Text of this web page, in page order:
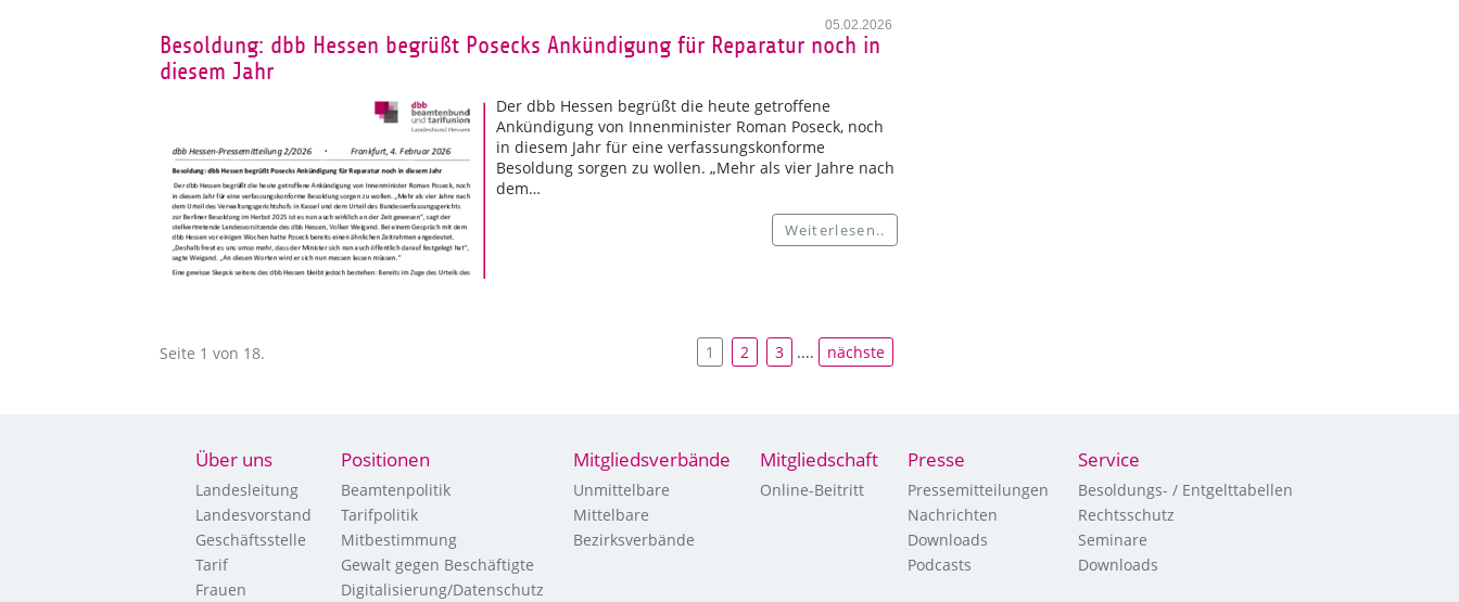
05.02.2026
Besoldung: dbb Hessen begrüßt Posecks Ankündigung für Reparatur noch in
diesem Jahr
Der dbb Hessen begrüßt die heute getroffene
Ankündigung von Innenminister Roman Poseck, noch
in diesem Jahr für eine verfassungskonforme
Besoldung sorgen zu wollen. „Mehr als vier Jahre nach
dem…
Weiterlesen..
Seite 1 von 18. 1 2 3 .... nächste
Über uns
Landesleitung
Landesvorstand
Geschäftsstelle
Tarif
Frauen
Positionen
Beamtenpolitik
Tarifpolitik
Mitbestimmung
Gewalt gegen Beschäftigte
Digitalisierung/Datenschutz
Mitgliedsverbände
Unmittelbare
Mittelbare
Bezirksverbände
Mitgliedschaft
Online-Beitritt
Presse
Pressemitteilungen
Nachrichten
Downloads
Podcasts
Service
Besoldungs- / Entgelttabellen
Rechtsschutz
Seminare
Downloads